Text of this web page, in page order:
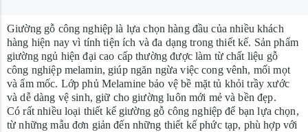
Giường gỗ công nghiệp là lựa chọn hàng đầu của nhiều khách
hàng hiện nay vì tính tiện ích và đa dạng trong thiết kế. Sản phẩm
giường ngủ hiện đại cao cấp thường được làm từ chất liệu gỗ
công nghiệp melamin, giúp ngăn ngừa việc cong vênh, mối mọt
và ẩm mốc. Lớp phủ Melamine bảo vệ bề mặt tủ khỏi trầy xước
và dễ dàng vệ sinh, giữ cho giường luôn mới mẻ và bền đẹp.
Có rất nhiều loại thiết kế giường gỗ công nghiệp để bạn lựa chọn,
từ những mẫu đơn giản đến những thiết kế phức tạp, phù hợp với